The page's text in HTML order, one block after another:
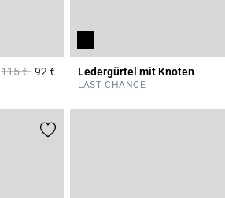
Price reduced from
115 €to92 €5 out of 5 Customer Rating
Ledergürtel mit Knoten
LAST CHANCE